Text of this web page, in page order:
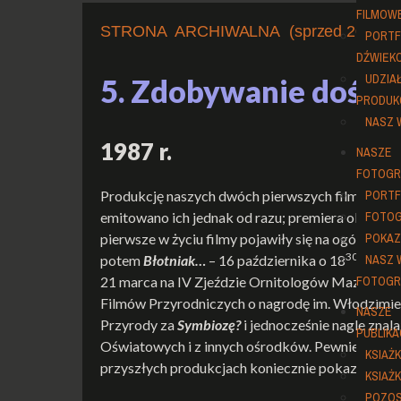
NASZ
NASZE
NASZ
NASZE
STRONA ARCHIWALNA (sprzed 2022 r.)
5. Zdobywanie
1987 r.
Produkcję naszych dwóch pierwszych filmów (
emitowano ich jednak od razu; premiera obydwu
pierwsze w życiu filmy pojawiły się na
potemBłotniak… – 16 października o 1830
, w
21 marca na IV Zjeździe Ornitologów Mazowsza
Filmów Przyrodniczych o nagrodę im.
Przyrody zaSymbiozę?i jednocześnie nagle
Oświatowych i z innych ośrodków. Pewnie, że
przyszłych produkcjach koniecznie pokazać